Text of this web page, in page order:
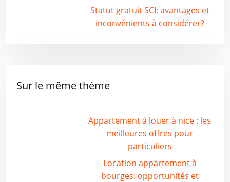
Statut gratuit SCI: avantages et
inconvénients à considérer?
Sur le même thème
Appartement à louer à nice : les
meilleures offres pour
particuliers
Location appartement à
bourges: opportunités et